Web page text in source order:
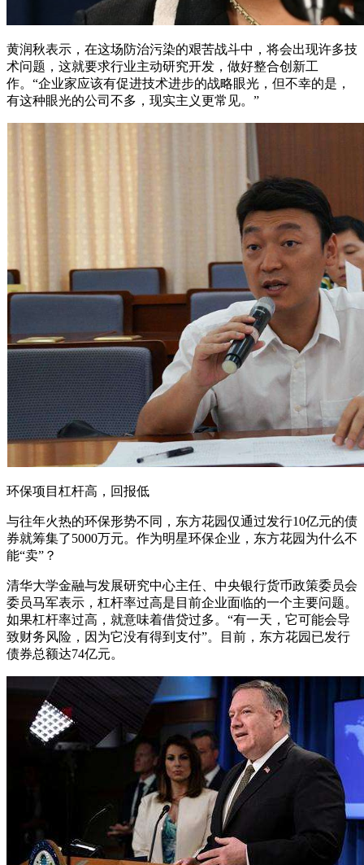
黄润秋表示，在这场防治污染的艰苦战斗中，将会出现许多技
术问题，这就要求行业主动研究开发，做好整合创新工
作。“企业家应该有促进技术进步的战略眼光，但不幸的是，
有这种眼光的公司不多，现实主义更常见。”
环保项目杠杆高，回报低
与往年火热的环保形势不同，东方花园仅通过发行10亿元的债
券就筹集了5000万元。作为明星环保企业，东方花园为什么不
能“卖”？
清华大学金融与发展研究中心主任、中央银行货币政策委员会
委员马军表示，杠杆率过高是目前企业面临的一个主要问题。
如果杠杆率过高，就意味着借贷过多。“有一天，它可能会导
致财务风险，因为它没有得到支付”。目前，东方花园已发行
债券总额达74亿元。